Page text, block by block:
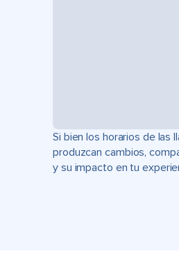
Si bien los horarios de las
produzcan cambios,
y su impacto en tu